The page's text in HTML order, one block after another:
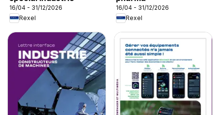
16/04 - 31/12/2026
Rexel
16/04 - 31/12/2026
Rexel